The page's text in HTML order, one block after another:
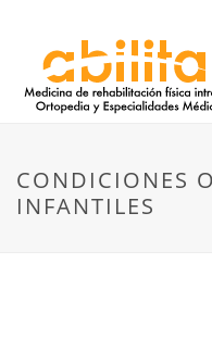
CONDICIONES
INFANTILES